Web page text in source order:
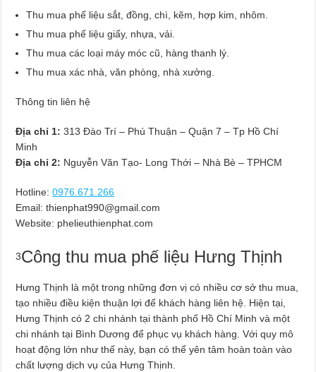
Thu mua phế liệu sắt, đồng, chì, kẽm, hợp kim, nhôm.
Thu mua phế liệu giấy, nhựa, vải.
Thu mua các loại máy móc cũ, hàng thanh lý.
Thu mua xác nhà, văn phòng, nhà xưởng.
Thông tin liên hệ
Địa chỉ 1:313 Đào Trí – Phú Thuận – Quận 7 – Tp Hồ Chí
Minh
Địa chỉ 2: Nguyễn Văn Tạo- Long Thới – Nhà Bè – TPHCM
Hotline: 0976.671.266
Email: thienphat990@gmail.com
Website: phelieuthienphat.com
3Công thu mua phế liệu Hưng Thịnh
Hưng Thịnh là một trong những đơn vị có nhiều cơ sở thu mua,
tạo nhiều điều kiện thuận lợi để khách hàng liên hệ. Hiện tại,
Hưng Thịnh có 2 chi nhánh tại thành phố Hồ Chí Minh và một
chi nhánh tại Bình Dương để phục vụ khách hàng. Với quy mô
hoạt động lớn như thế này, bạn có thể yên tâm hoàn toàn vào
chất lượng dịch vụ của Hưng Thịnh.